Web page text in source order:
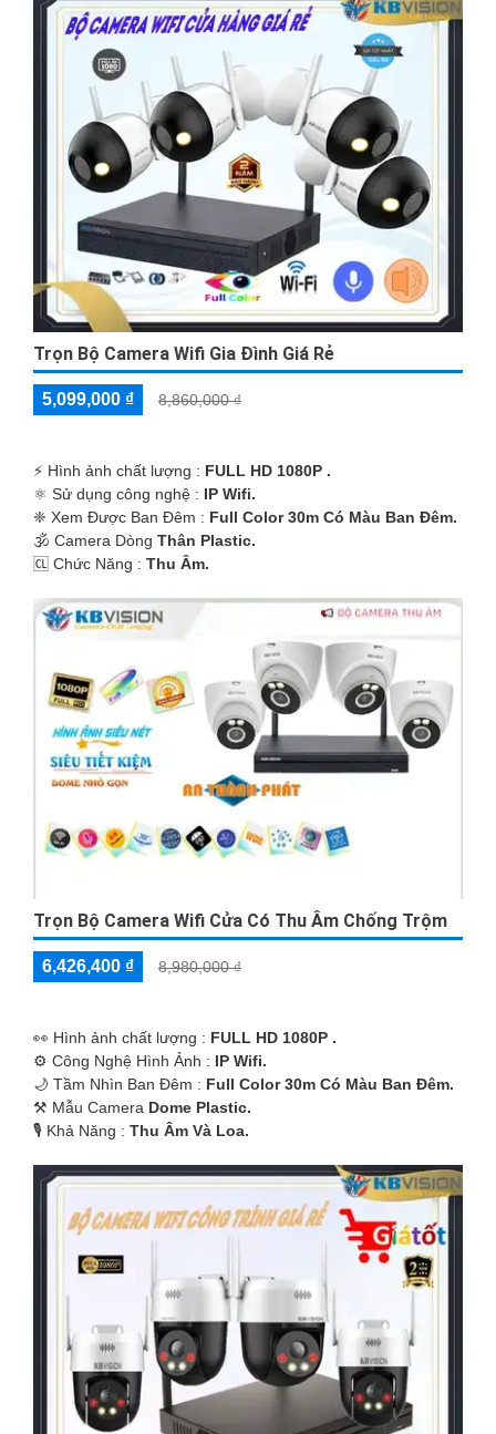
Trọn Bộ Camera Wifi Gia Đình Giá Rẻ
5,099,000 ₫ 8,860,000 ₫
️⚡ Hình ảnh chất lượng : FULL HD 1080P .
⚛️ Sử dụng công nghệ : IP Wifi.
❈ Xem Được Ban Đêm : Full Color 30m Có Màu Ban Ðêm.
🕉️ Camera Dòng Thân Plastic.
️🆑 Chức Năng : Thu Âm.
Trọn Bộ Camera Wifi Cửa Có Thu Âm Chống Trộm
6,426,400 ₫ 8,980,000 ₫
️👀 Hình ảnh chất lượng : FULL HD 1080P .
⚙ Công Nghệ Hình Ảnh : IP Wifi.
🌙 Tầm Nhìn Ban Đêm : Full Color 30m Có Màu Ban Ðêm.
⚒ Mẫu Camera Dome Plastic.
️🎙 Khả Năng : Thu Âm Và Loa.